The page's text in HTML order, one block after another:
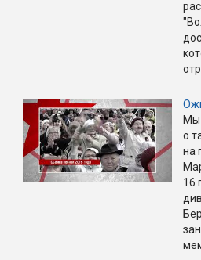
Мы
о
на
16